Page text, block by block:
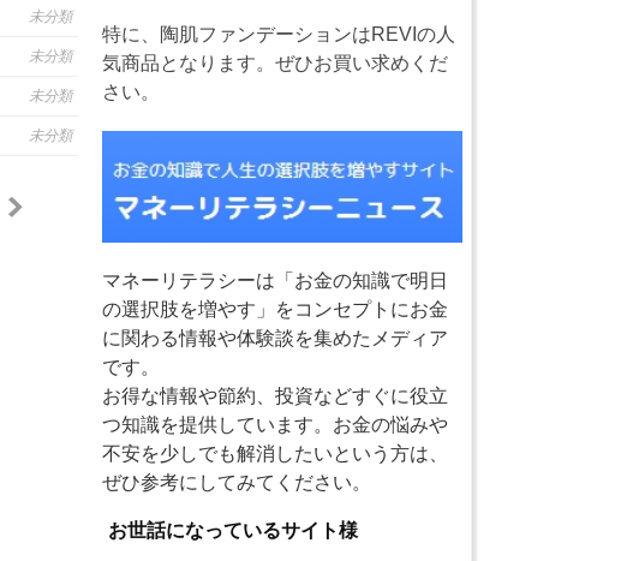
未分類
未分類
未分類
未分類
特に、陶肌ファンデーションはREVIの人
気商品となります。ぜひお買い求めくだ
さい。
マネーリテラシーは「お金の知識で明日
の選択肢を増やす」をコンセプトにお金
に関わる情報や体験談を集めたメディア
です。
お得な情報や節約、投資などすぐに役立
つ知識を提供しています。お金の悩みや
不安を少しでも解消したいという方は、
ぜひ参考にしてみてください。
お世話になっているサイト様